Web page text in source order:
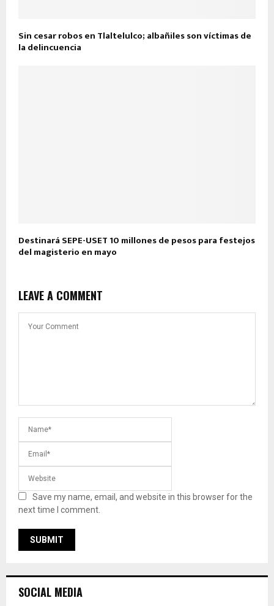
Sin cesar robos en Tlaltelulco; albañiles son víctimas de
la delincuencia
Destinará SEPE-USET 10 millones de pesos para festejos
del magisterio en mayo
LEAVE A COMMENT
Save my name, email, and website in this browser for the
next time I comment.
SOCIAL MEDIA